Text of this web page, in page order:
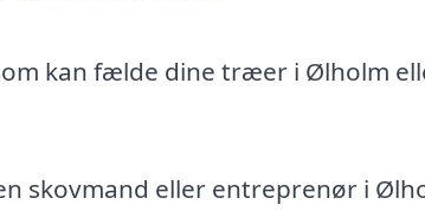
kan fælde dine træer i Ølholm
skovmand eller entreprenør i